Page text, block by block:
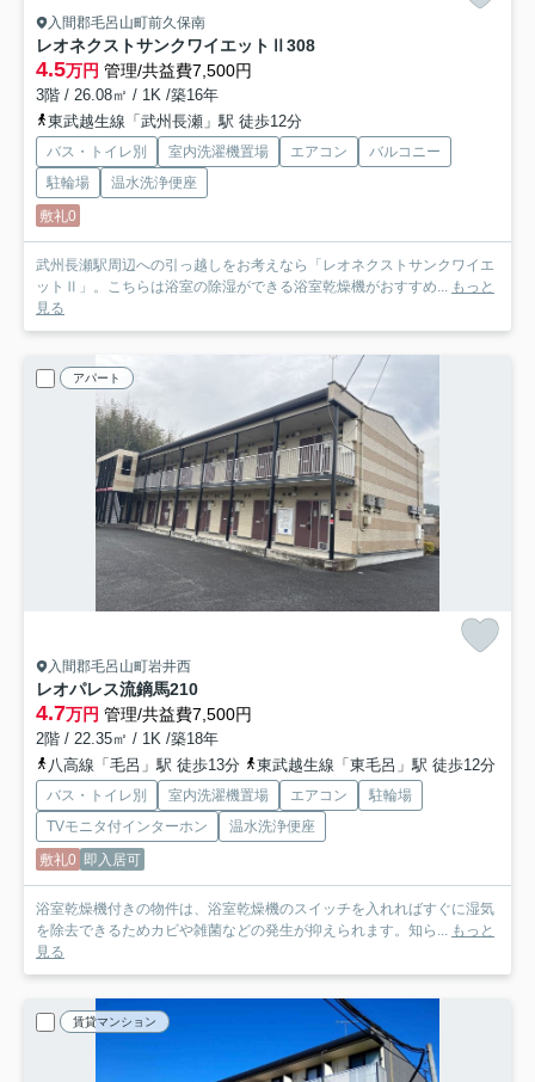
入間郡毛呂山町前久保南
レオネクストサンクワイエットⅡ 308
4.5万円 管理/共益費7,500円
3階 / 26.08㎡ / 1K /築16年
東武越生線「武州長瀬」駅 徒歩12分
バス・トイレ別 室内洗濯機置場 エアコン
バルコニー
駐輪場
温水洗浄便座
敷礼0
武州長瀬駅周辺への引っ越しをお考えなら「レオネクストサンクワイエ
ットⅡ」。こちらは浴室の除湿ができる浴室乾燥機がおすすめ... もっと
見る
アパート
入間郡毛呂山町岩井西
レオパレス流鏑馬210
4.7万円 管理/共益費7,500円
2階 / 22.35㎡ / 1K /築18年
八高線「毛呂」駅 徒歩13分
東武越生線「東毛呂」駅 徒歩12分
バス・トイレ別 室内洗濯機置場 エアコン
駐輪場
TVモニタ付インターホン
温水洗浄便座
敷礼0 即入居可
浴室乾燥機付きの物件は、浴室乾燥機のスイッチを入れればすぐに湿気
を除去できるためカビや雑菌などの発生が抑えられます。知ら... もっと
見る
賃貸マンション